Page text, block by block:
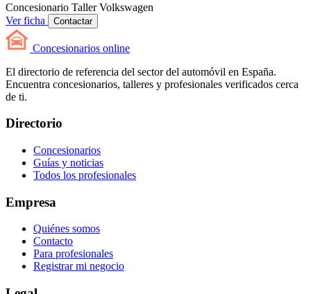
Concesionario Taller Volkswagen
Ver ficha
Contactar
Concesionarios online
El directorio de referencia del sector del automóvil en España.
Encuentra concesionarios, talleres y profesionales verificados cerca
de ti.
Directorio
Concesionarios
Guías y noticias
Todos los profesionales
Empresa
Quiénes somos
Contacto
Para profesionales
Registrar mi negocio